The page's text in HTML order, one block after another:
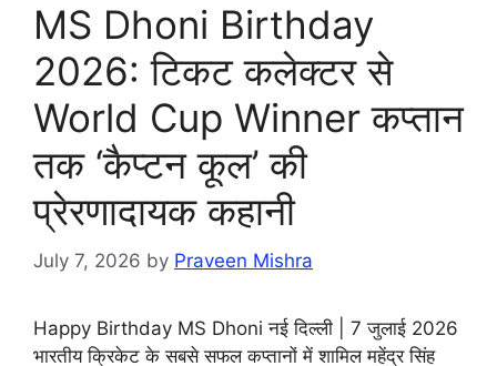
MS Dhoni Birthday
2026: टिकट कलेक्टर से
World Cup Winner कप्तान
तक ‘कैप्टन कूल’ की
प्रेरणादायक कहानी
July 7, 2026 by Praveen Mishra
Happy Birthday MS Dhoni नई दिल्ली | 7 जुलाई 2026
भारतीय क्रिकेट के सबसे सफल कप्तानों में शामिल महेंद्र सिंह